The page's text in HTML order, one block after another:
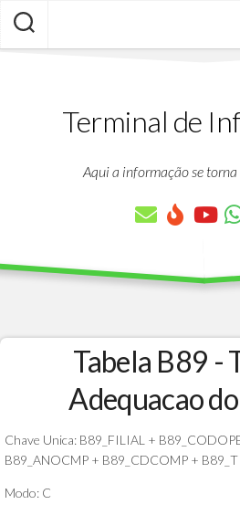
Skip
content
Terminal de
Aqui a informação se
Tabela B89 -
Adequacao
Chave Unica: B89_FILIAL +
B89_ANOCMP + B89_CDCOMP +
Modo: C